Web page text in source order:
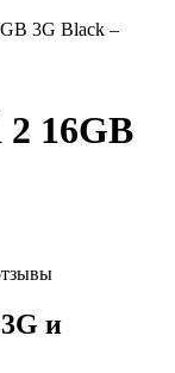
3G Black –
16GB
и